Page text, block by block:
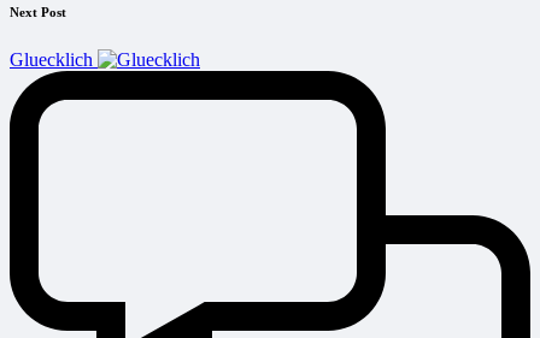
Next Post
Gluecklich